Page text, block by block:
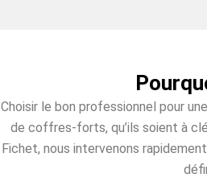
Choisir le bon professionnel pour
de coffres-forts, qu’ils soient à
Fichet, nous intervenons